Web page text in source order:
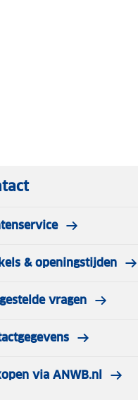
& openingstijden
vragen
via ANWB.nl